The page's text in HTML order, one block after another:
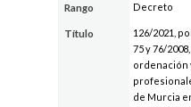
Rango Decreto
Título
126/2021,
75 y 76/
ordenación
de Murcia